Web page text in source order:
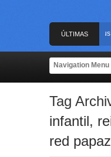
ÚLTIMAS
NOTICIAS
Frustran atentado con
La Arena USC será el
Rápida reacción policial
Frustran atentado con
Tag
infantil,
red papaz